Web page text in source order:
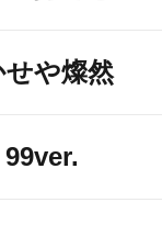
や燦然